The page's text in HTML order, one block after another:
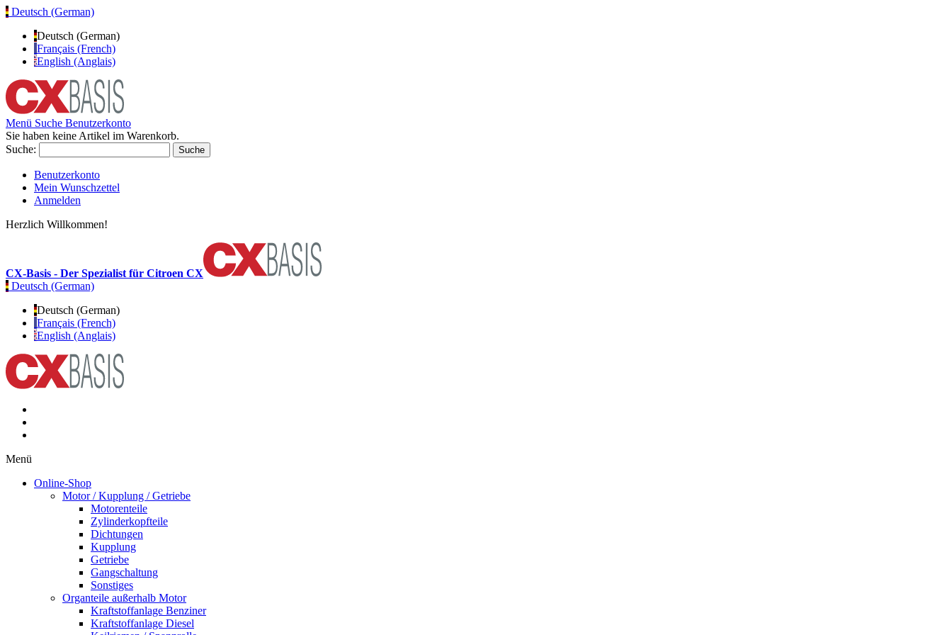
Deutsch (German)
Deutsch (German)
Français (French)
English (Anglais)
Menü Suche Benutzerkonto
Sie haben keine Artikel im Warenkorb.
Suche:
Suche
Benutzerkonto
Mein Wunschzettel
Anmelden
Herzlich Willkommen!
CX-Basis - Der Spezialist für Citroen CX
Deutsch (German)
Deutsch (German)
Français (French)
English (Anglais)
Menü
Online-Shop
Motor / Kupplung / Getriebe
Motorenteile
Zylinderkopfteile
Dichtungen
Kupplung
Getriebe
Gangschaltung
Sonstiges
Organteile außerhalb Motor
Kraftstoffanlage Benziner
Kraftstoffanlage Diesel